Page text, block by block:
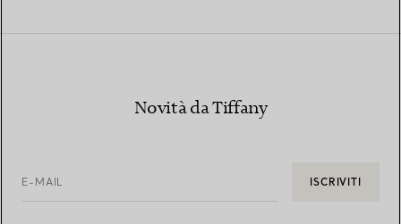
Novità da Tiffany
E-MAIL ISCRIVITI